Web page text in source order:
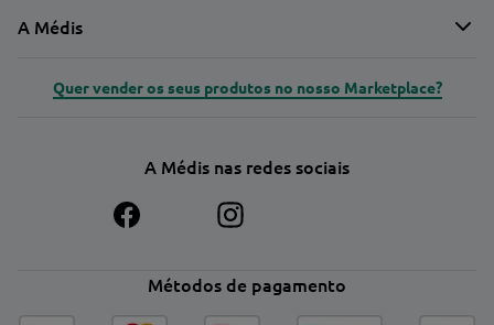
A Médis
Quer vender os seus produtos no nosso Marketplace?
A Médis nas redes sociais
Métodos de pagamento